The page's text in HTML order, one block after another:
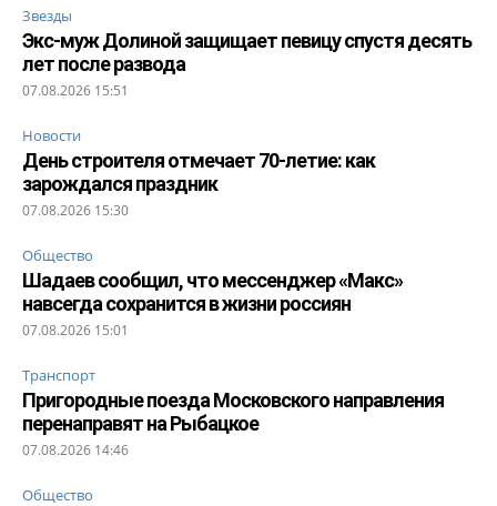
Звезды
Экс-муж Долиной защищает певицу спустя десять
лет после развода
07.08.2026 15:51
Новости
День строителя отмечает 70-летие: как
зарождался праздник
07.08.2026 15:30
Общество
Шадаев сообщил, что мессенджер «Макс»
навсегда сохранится в жизни россиян
07.08.2026 15:01
Транспорт
Пригородные поезда Московского направления
перенаправят на Рыбацкое
07.08.2026 14:46
Общество